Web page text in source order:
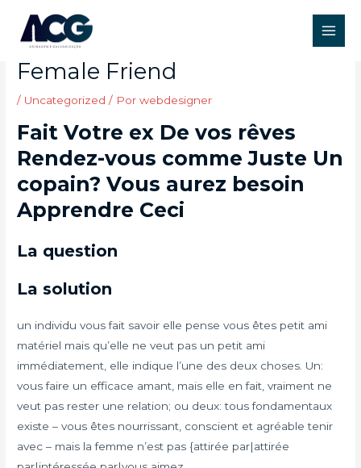
conteúdo
Main
Smashing Sur A Detail
Female Friend
/ Uncategorized / Porwebdesigner
Fait Votre ex De vos rêves
Rendez-vous comme Juste Un
copain? Vous aurez besoin
Apprendre Ceci
La question
La solution
un individu vous fait savoir elle pense vous êtes petit ami
matériel mais qu’elle ne veut pas un petit ami
immédiatement, elle indique l’une des deux choses. Un:
vous faire un efficace amant, mais elle en fait, vraiment ne
veut pas rester une relation; ou deux: tous fondamentaux
existe – vous êtes nourrissant, conscient et agréable tenir
avec – mais la femme n’est pas {attirée par|attirée
navigation